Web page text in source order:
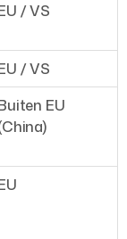
/ VS
/ VS
EU